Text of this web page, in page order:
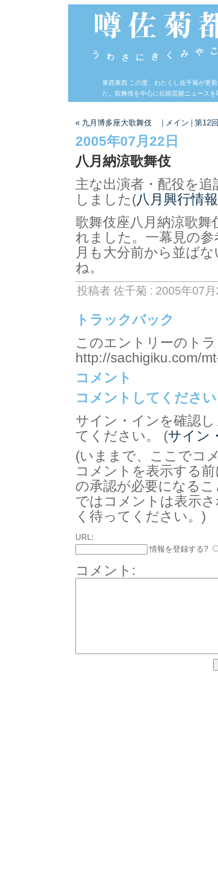
東西東西 この度、わたくし佐千菊が更
た。歌舞伎を中心に伝統芸能ニュース
« 九月博多座大歌舞伎 メイン 第12
2005年07月22日
八月納涼歌舞伎
主な出演者・配役を
しました(八月興行情報
歌舞伎座八月納涼歌
れました。一幕見の
月も大分前から並ば
ね。
投稿者 佐千菊 : 2005年07
トラックバック
このエントリーのト
http://sachigiku.com/
コメント
コメントしてください
サイン・インを確認
てください。 (サイン
(いままで、ここでコ
コメントを表示する
の承認が必要になる
ではコメントは表示
く待ってください。)
URL:
情報を登録する?
コメント: